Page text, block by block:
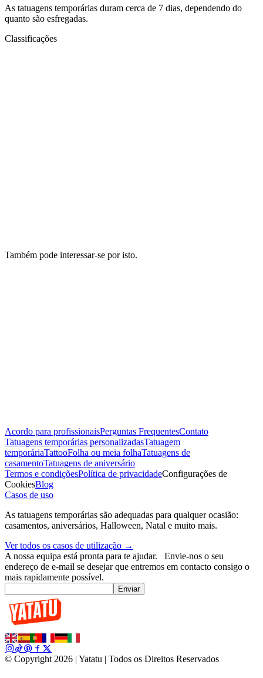
As tatuagens temporárias duram cerca de 7 dias, dependendo do
quanto são esfregadas.
Classificações
Também pode interessar-se por isto.
Acordo para profissionaisPerguntas FrequentesContato
Tatuagens temporárias personalizadasTatuagem
temporáriaTattooFolha ou meia folhaTatuagens de
casamentoTatuagens de aniversário
Termos e condiçõesPolítica de privacidadeConfigurações de
CookiesBlog
Casos de uso
As tatuagens temporárias são adequadas para qualquer ocasião:
casamentos, aniversários, Halloween, Natal e muito mais.
Ver todos os casos de utilização →
A nossa equipa está pronta para te ajudar.
Envie-nos o seu
endereço de e-mail se desejar que entremos em contacto consigo o
mais rapidamente possível.
Enviar
© Copyright 2026 | Yatatu | Todos os Direitos Reservados